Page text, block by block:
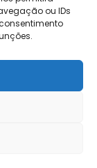
ou IDs